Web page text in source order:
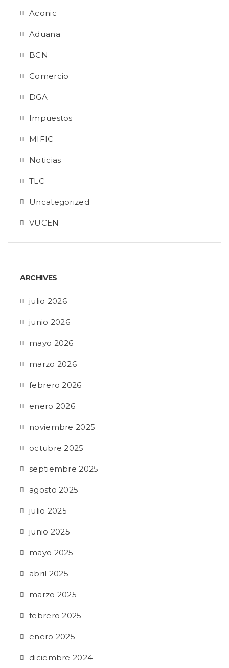
Aconic
Aduana
BCN
Comercio
DGA
Impuestos
MIFIC
Noticias
TLC
Uncategorized
VUCEN
ARCHIVES
julio 2026
junio 2026
mayo 2026
marzo 2026
febrero 2026
enero 2026
noviembre 2025
octubre 2025
septiembre 2025
agosto 2025
julio 2025
junio 2025
mayo 2025
abril 2025
marzo 2025
febrero 2025
enero 2025
diciembre 2024